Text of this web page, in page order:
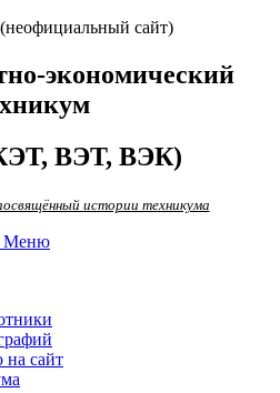
экономический
ВЭТ, ВЭК)
истории техникума
Меню
на сайт